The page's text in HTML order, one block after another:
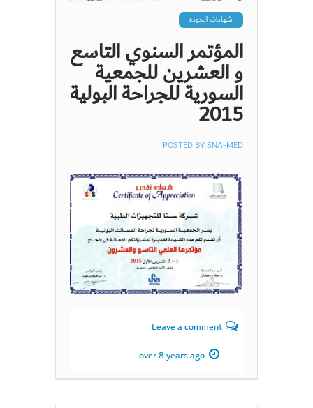
شهادات الجودة
المؤتمر السنوي التاسع
و العشرين للجمعية
السورية للجراحة البولية
2015
POSTED BYSNA-MED
Leave a comment
over 8 years ago